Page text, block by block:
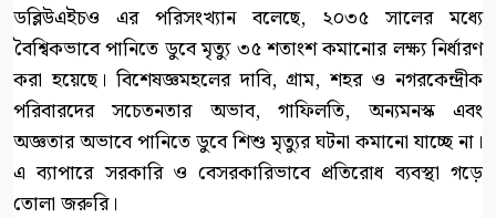
ডব্লিউএইচও এর পরিসংখ্যান বলেছে, ২০৩৫ সালের মধ্যে
বৈশ্বিকভাবে পানিতে ডুবে মৃত্যু ৩৫ শতাংশ কমানোর লক্ষ্য নির্ধারণ
করা হয়েছে। বিশেষজ্ঞমহলের দাবি, গ্রাম, শহর ও নগরকেন্দ্রীক
পরিবারদের সচেতনতার অভাব, গাফিলতি, অন্যমনস্ক এবং
অজ্ঞতার অভাবে পানিতে ডুবে শিশু মৃত্যুর ঘটনা কমানো যাচ্ছে না।
এ ব্যাপারে সরকারি ও বেসরকারিভাবে প্রতিরোধ ব্যবস্থা গড়ে
তোলা জরুরি।